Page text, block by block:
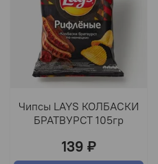
Чипсы LAYS КОЛБАСКИ
БРАТВУРСТ 105гр
139 ₽